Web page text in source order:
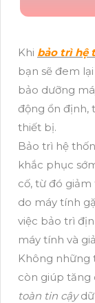
Khi bảo trì hệ
bạn sẽ đem
bảo dưỡng
động ổn định,
thiết bị.
Bảo trì hệ
khắc phục
cố, từ đó
do máy tính
việc bảo trì
máy tính và
Không những
còn giúp tăng
toàn tin cậydữ